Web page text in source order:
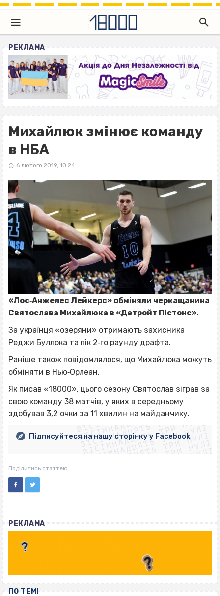
РЕКЛАМА
Михайлюк змінює команду
в НБА
6 лютого 2019, 10:24
«Лос‐Анжелес Лейкерс» обміняли черкащанина
Святослава Михайлюка в «Детройт Пістонс».
За українця «озеряни» отримають захисника
Реджи Буллока та пік 2‐го раунду драфта.
Раніше також повідомлялося, що Михайлюка можуть
обміняти в Нью‐Орлеан.
Як писав «18000», цього сезону Святослав зіграв за
свою команду 38 матчів, у яких в середньому
здобував 3,2 очки за 11 хвилин на майданчику.
ВІСІМНАДЦЯТЬ ТРИ НУЛІ
ВІСІМНАДЦЯТЬ ТРИ НУЛІ
ВІСІМНАДЦЯТЬ ТРИ НУЛІ
ВІСІМНАДЦЯТЬ ТРИ НУЛІ
ВІСІМНАДЦЯТЬ ТРИ НУЛІ
ВІСІМНАДЦЯТЬ ТРИ НУЛІ
ВІСІМНАДЦЯТЬ ТРИ НУЛІ
ВІСІМНАДЦЯТЬ ТРИ НУЛІ
Підписуйтеся на нашу сторінку у Facebook
Поділитись статтею
РЕКЛАМА
ПО ТЕМІ